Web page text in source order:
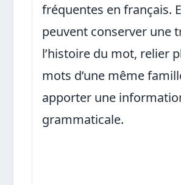
fréquentes en français.
peuvent conserver une
l’histoire du mot, relier
mots d’une même
apporter une
grammaticale.